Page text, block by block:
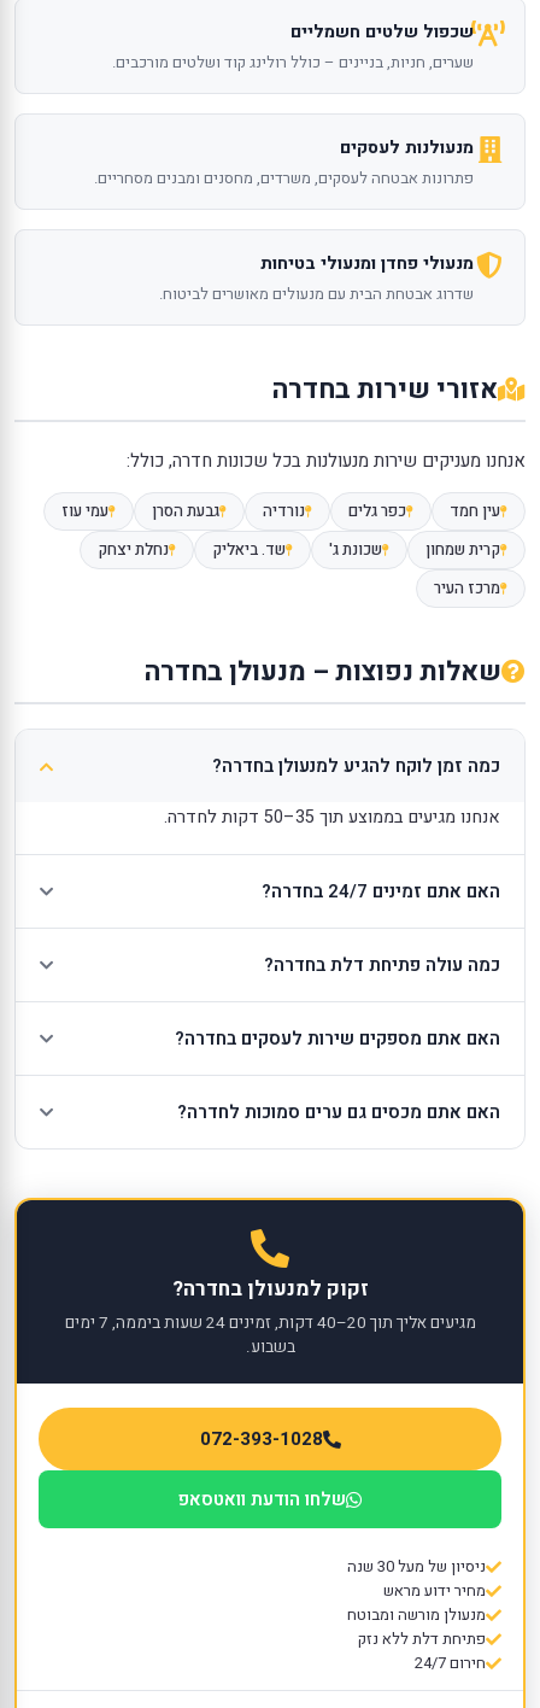
שכפול שלטים חשמליים
שערים, חניות, בניינים – כולל רולינג קוד ושלטים מורכבים.
מנעולנות לעסקים
פתרונות אבטחה לעסקים, משרדים, מחסנים ומבנים מסחריים.
מנעולי פחדן ומנעולי בטיחות
שדרוג אבטחת הבית עם מנעולים מאושרים לביטוח.
אזורי שירות בחדרה
אנחנו מעניקים שירות מנעולנות בכל שכונות חדרה, כולל:
עין חמד כפר גלים נורדיה גבעת הסרן
עמי עוז
קרית שמחון
שכונת ג' שד. ביאליק
נחלת יצחק
מרכז העיר
שאלות נפוצות – מנעולן בחדרה
כמה זמן לוקח להגיע למנעולן בחדרה?
אנחנו מגיעים בממוצע תוך 35–50 דקות לחדרה.
האם אתם זמינים 24/7 בחדרה?
כמה עולה פתיחת דלת בחדרה?
האם אתם מספקים שירות לעסקים בחדרה?
האם אתם מכסים גם ערים סמוכות לחדרה?
זקוק למנעולן בחדרה?
מגיעים אליך תוך 20–40 דקות, זמינים 24 שעות ביממה, 7 ימים
בשבוע.
072-393-1028
שלחו הודעת וואטסאפ
ניסיון של מעל 30 שנה
מחיר ידוע מראש
מנעולן מורשה ומבוטח
פתיחת דלת ללא נזק
חירום 24/7